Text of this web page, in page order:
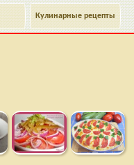
Кулинарные рецепты